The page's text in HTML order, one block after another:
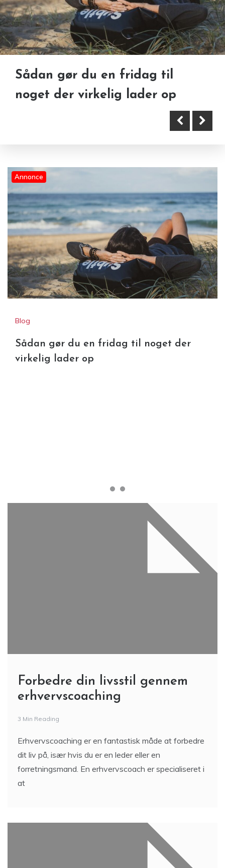
Sådan gør du en fridag til
noget der virkelig lader op
Sådan bruger triatleter små
Annonce
Blog
Sådan gør du en fridag til noget der
virkelig lader op
Forbedre din livsstil gennem
erhvervscoaching
3 Min Reading
Erhvervscoaching er en fantastisk måde at forbedre
dit liv på, især hvis du er en leder eller en
forretningsmand. En erhvervscoach er specialiseret i
at